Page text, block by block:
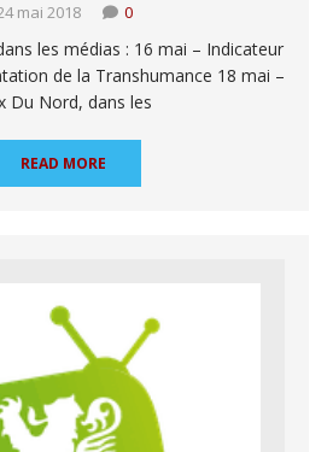
mai 2018 0
les médias : 16 mai – Indicateur
de la Transhumance 18 mai –
Du Nord, dans les
READ MORE